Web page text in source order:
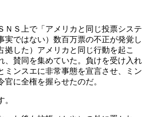
ＮＳ上で「アメリカと同じ投票システ
実ではない）数百万票の不正が発覚し
拠した）アメリカと同じ行動を起こ
、賛同を集めていた。負けを受け入れ
ミンスエに非常事態を宣言させ、ミン
に全権を握らせたのだ。